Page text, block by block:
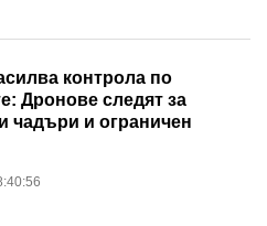
контрола по
Дронове следят за
чадъри и ограничен